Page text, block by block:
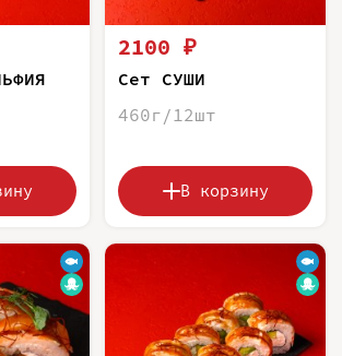
2100 ₽
Сет СУШИ
460г/12шт
В корзину